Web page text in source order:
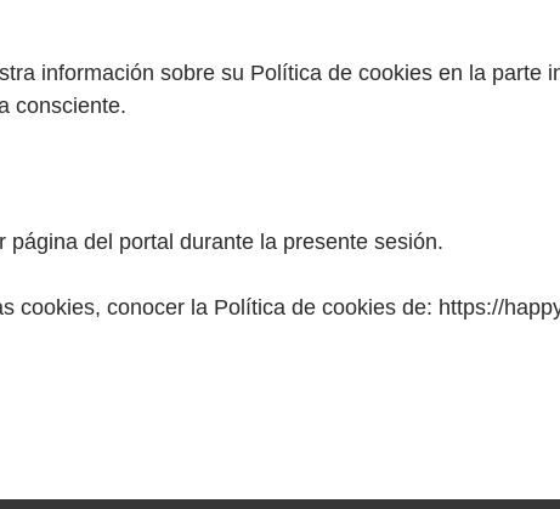
información sobre su Política de cookies en la parte
consciente.
del portal durante la presente sesión.
conocer la Política de cookies de: https://